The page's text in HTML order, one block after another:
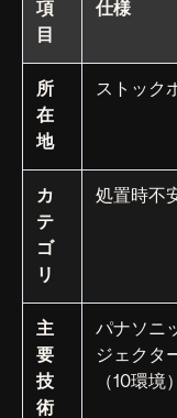
項
目
仕様
所
在
地
ストック
カ
テ
ゴ
リ
処置時不
主
要
技
術
パナソニ
ジェクタ
（10環境